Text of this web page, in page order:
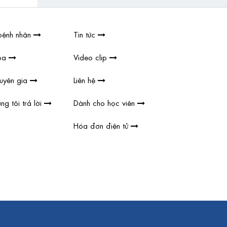
nhân Tin tức
Video clip
gia Liên hệ
tôi trả lời Dành cho học viên
Hóa đơn điện tử